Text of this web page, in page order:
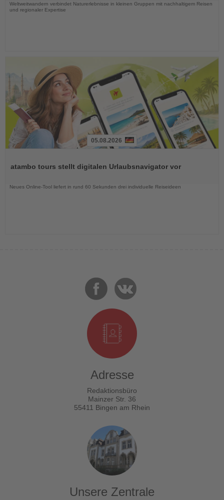
Weltweitwandern verbindet Naturerlebnisse in kleinen Gruppen mit nachhaltigem Reisen
und regionaler Expertise
die
05.08.2026
atambo tours stellt digitalen Urlaubsnavigator vor
Neues Online-Tool liefert in rund 60 Sekunden drei individuelle Reiseideen
Adresse
Redaktionsbüro
Mainzer Str. 36
55411 Bingen am Rhein
Unsere Zentrale